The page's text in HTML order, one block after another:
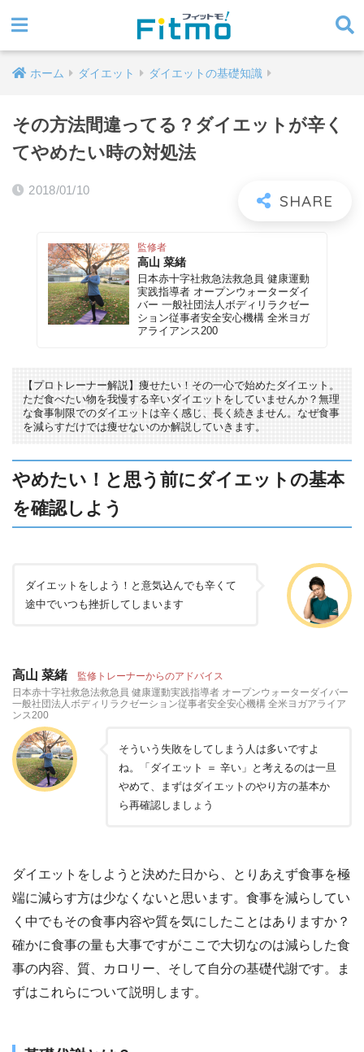
ホーム ダイエット ダイエットの基礎知識
その方法間違ってる？ダイエットが辛く
てやめたい時の対処法
2018/01/10
監修者
高山 菜緒
日本赤十字社救急法救急員 健康運動
実践指導者 オープンウォーターダイ
バー 一般社団法人ボディリラクゼー
ション従事者安全安心機構 全米ヨガ
アライアンス200
【プロトレーナー解説】痩せたい！その一心で始めたダイエット。
ただ食べたい物を我慢する辛いダイエットをしていませんか？無理
な食事制限でのダイエットは辛く感じ、長く続きません。なぜ食事
を減らすだけでは痩せないのか解説していきます。
やめたい！と思う前にダイエットの基本
を確認しよう
ダイエットをしよう！と意気込んでも辛くて
途中でいつも挫折してしまいます
高山 菜緒 監修トレーナーからのアドバイス
日本赤十字社救急法救急員 健康運動実践指導者 オープンウォーターダイバー
一般社団法人ボディリラクゼーション従事者安全安心機構 全米ヨガアライア
ンス200
そういう失敗をしてしまう人は多いですよ
ね。「ダイエット ＝ 辛い」と考えるのは一旦
やめて、まずはダイエットのやり方の基本か
ら再確認しましょう
ダイエットをしようと決めた日から、とりあえず食事を極
端に減らす方は少なくないと思います。食事を減らしてい
く中でもその食事内容や質を気にしたことはありますか？
確かに食事の量も大事ですがここで大切なのは減らした食
事の内容、質、カロリー、そして自分の基礎代謝です。ま
ずはこれらについて説明します。